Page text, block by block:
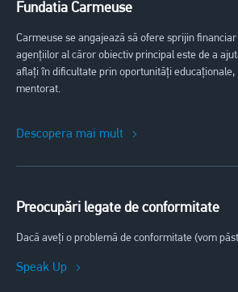
Fundatia Carmeuse
Carmeuse se angajează să ofere sprijin
agențiilor al căror obiectiv principal este de a
aflați în dificultate prin oportunități
mentorat.
Descopera mai mult
Preocupări legate de conformitate
Dacă aveți o problemă de conformitate (vom
Speak Up